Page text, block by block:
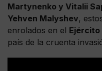
Martynenko y Vitalii
Yehven Malyshev,
enrolados en el Ejército
país de la cruenta